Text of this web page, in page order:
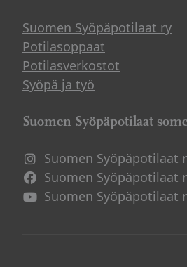
Suomen Syöpäpotilaat ry
Potilasoppaat
Potilasverkostot
Syöpä ja työ
Suomen Syöpäpotilaat
Suomen Syöpäpotilaat
Suomen Syöpäpotilaat
Suomen Syöpäpotilaat